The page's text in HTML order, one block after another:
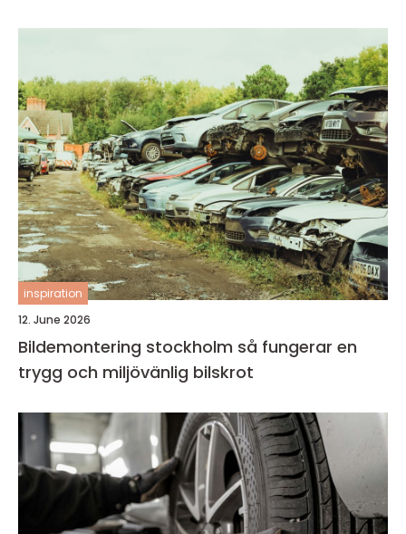
inspiration
12. June 2026
Bildemontering stockholm så fungerar en
trygg och miljövänlig bilskrot